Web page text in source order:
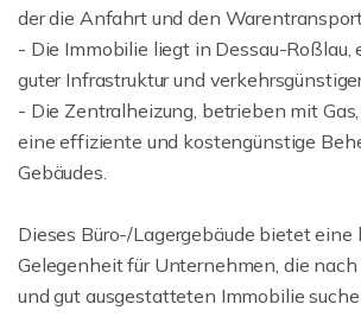
der die Anfahrt und den
- Die Immobilie liegt in Dessau-Roßlau,
guter Infrastruktur und
- Die Zentralheizung, betrieben mit
eine effiziente und kostengünstige
Gebäudes.
Dieses Büro-/Lagergebäude bietet eine
Gelegenheit für Unternehmen, die
und gut ausgestatteten Immobilie